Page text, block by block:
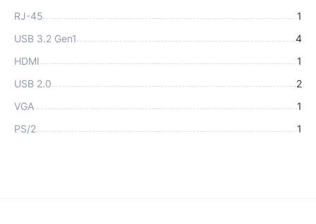
RJ-45
1
USB 3.2 Gen1
4
HDMI
1
USB 2.0
2
VGA
1
PS/2
1